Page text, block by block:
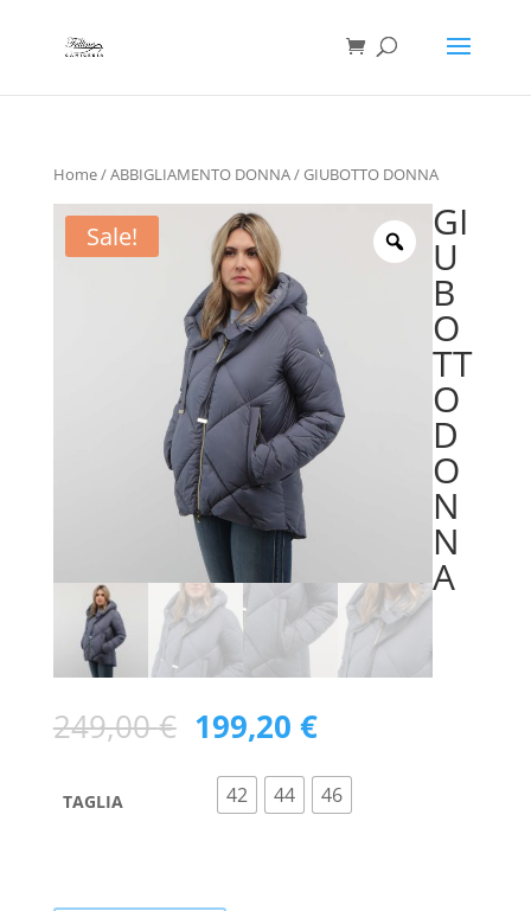
Home/ABBIGLIAMENTO DONNA/ GIUBOTTO DONNA
Sale! GI
U
B
O
TT
O
D
O
N
N
A
249,00€ 199,20 €
TAGLIA 42 44 46